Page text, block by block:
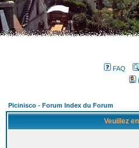
FAQ
Picinisco - Forum Index du Forum
Veuillez